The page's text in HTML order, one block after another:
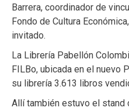
Barrera, coordinador de
Fondo de Cultura
invitado.
La Librería Pabellón
FILBo, ubicada en el nuevo
su librería 3.613 libros
Allí también estuvo el stand